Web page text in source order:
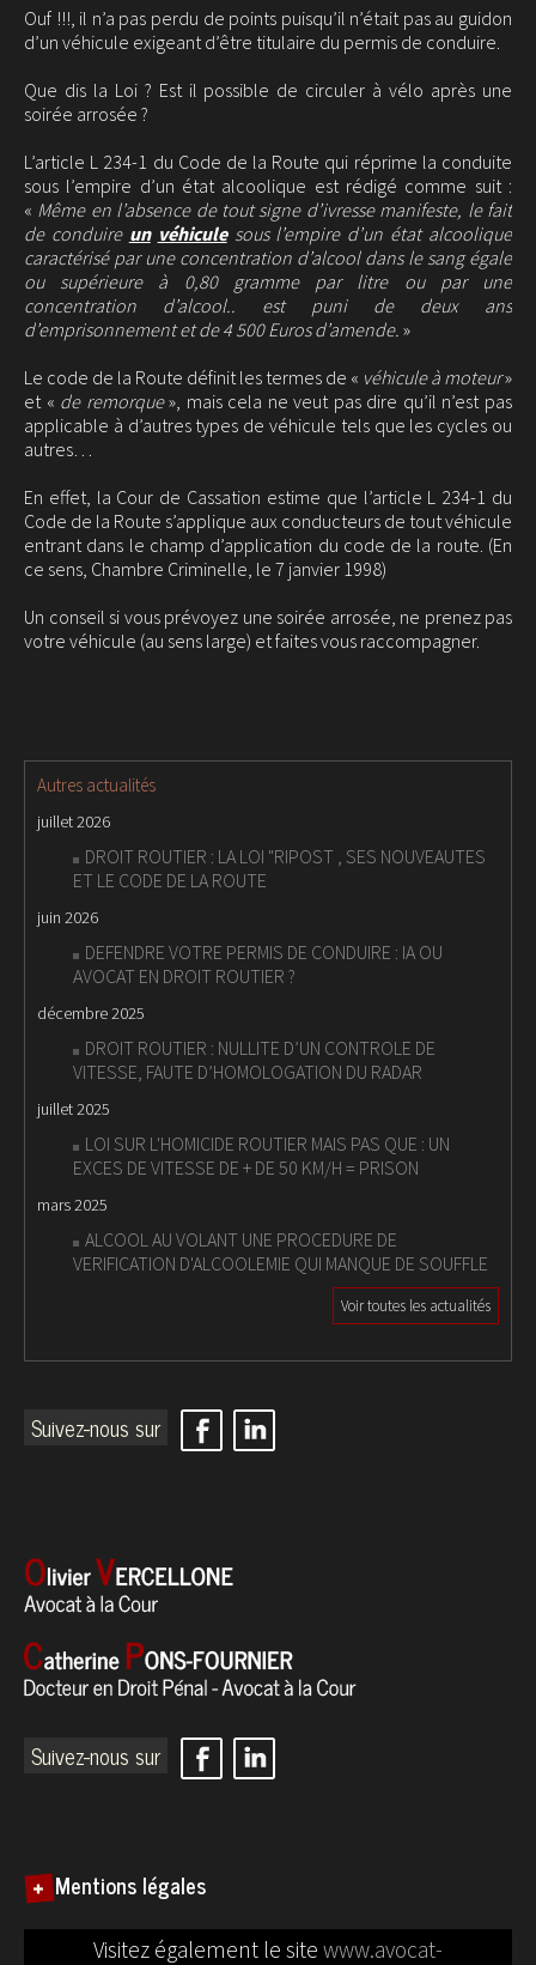
Ouf !!!, il n’a pas perdu de points puisqu’il n’était pas au guidon
d’un véhicule exigeant d’être titulaire du permis de conduire.
Que dis la Loi ? Est il possible de circuler à vélo après une
soirée arrosée ?
L’article L 234-1 du Code de la Route qui réprime la conduite
sous l’empire d’un état alcoolique est rédigé comme suit :
« Même en l’absence de tout signe d’ivresse manifeste, le fait
de conduire un véhiculesous l’empire d’un état alcoolique
caractérisé par une concentration d’alcool dans le sang égale
ou supérieure à 0,80 gramme par litre ou par une
concentration d’alcool.. est puni de deux ans
d’emprisonnement et de 4 500 Euros d’amende. »
Le code de la Route définit les termes de « véhicule à moteur»
et « de remorque», mais cela ne veut pas dire qu’il n’est pas
applicable à d’autres types de véhicule tels que les cycles ou
autres…
En effet, la Cour de Cassation estime que l’article L 234-1 du
Code de la Route s’applique aux conducteurs de tout véhicule
entrant dans le champ d’application du code de la route. (En
ce sens, Chambre Criminelle, le 7 janvier 1998)
Un conseil si vous prévoyez une soirée arrosée, ne prenez pas
votre véhicule (au sens large) et faites vous raccompagner.
Autres actualités
juillet 2026
DROIT ROUTIER : LA LOI "RIPOST , SES NOUVEAUTES
ET LE CODE DE LA ROUTE
juin 2026
DEFENDRE VOTRE PERMIS DE CONDUIRE : IA OU
AVOCAT EN DROIT ROUTIER ?
décembre 2025
DROIT ROUTIER : NULLITE D’UN CONTROLE DE
VITESSE, FAUTE D’HOMOLOGATION DU RADAR
juillet 2025
LOI SUR L'HOMICIDE ROUTIER MAIS PAS QUE : UN
EXCES DE VITESSE DE + DE 50 KM/H = PRISON
mars 2025
ALCOOL AU VOLANT UNE PROCEDURE DE
VERIFICATION D'ALCOOLEMIE QUI MANQUE DE SOUFFLE
Voir toutes les actualités
Suivez-nous sur
Suivez-nous sur
Mentions légales
Visitez également le site www.avocat-